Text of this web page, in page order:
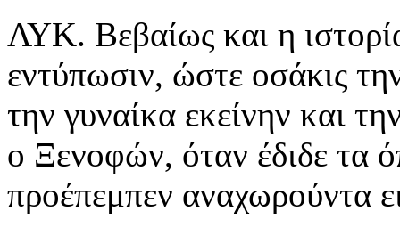
ΛΥΚ. Βεβαίως και η
εντύπωσιν, ώστε οσάκις
την γυναίκα εκείνην και
ο Ξενοφών, όταν έδιδε τα
προέπεμπεν αναχωρούντα